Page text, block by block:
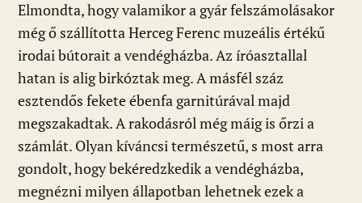
Elmondta, hogy valamikor a gyár felszámolásakor
még ő szállította Herceg Ferenc muzeális értékű
irodai bútorait a vendégházba. Az íróasztallal
hatan is alig birkóztak meg. A másfél száz
esztendős fekete ébenfa garnitúrával majd
megszakadtak. A rakodásról még máig is őrzi a
számlát. Olyan kíváncsi természetű, s most arra
gondolt, hogy bekéredzkedik a vendégházba,
megnézni milyen állapotban lehetnek ezek a